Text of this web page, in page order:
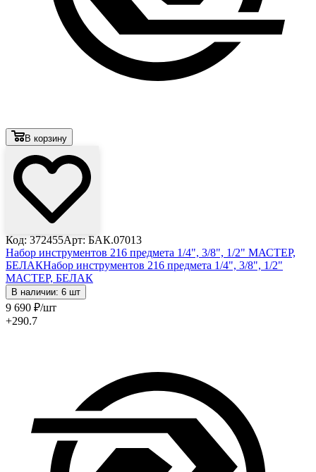
В корзину
Код: 372455Арт: БАК.07013
Набор инструментов 216 предмета 1/4", 3/8", 1/2" МАСТЕР,
БЕЛАКНабор инструментов 216 предмета 1/4", 3/8", 1/2"
МАСТЕР, БЕЛАК
В наличии: 6 шт
9 690 ₽/шт
+290.7